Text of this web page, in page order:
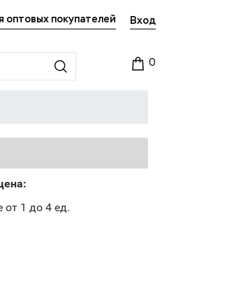
оптовых покупателей Вход
0
от 1 до 4 ед.